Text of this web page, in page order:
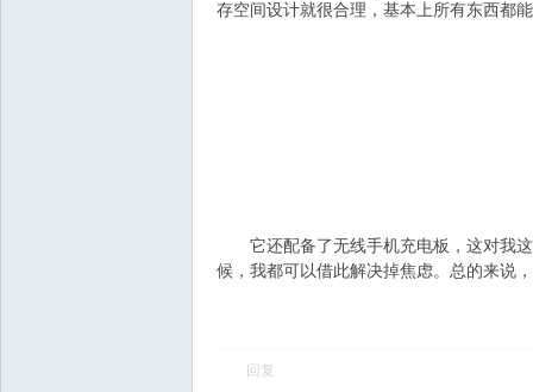
存空间设计就很合理，基本上所有东西都
它还配备了无线手机充电板，这对我这
候，我都可以借此解决掉焦虑。总的来说
回复